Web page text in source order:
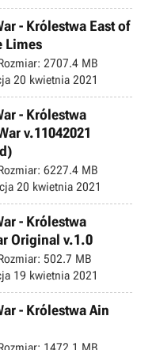
- Królestwa East of
Limes
2707.4 MB
20 kwietnia 2021
- Królestwa
v.11042021
6227.4 MB
20 kwietnia 2021
- Królestwa
Original v.1.0
502.7 MB
19 kwietnia 2021
- Królestwa Ain